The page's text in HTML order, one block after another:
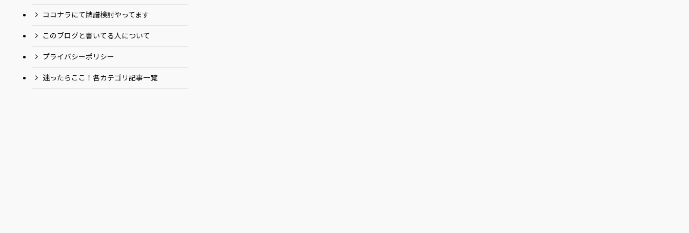
ココナラにて牌譜検討やってます
このブログと書いてる人について
プライバシーポリシー
迷ったらここ！各カテゴリ記事一覧